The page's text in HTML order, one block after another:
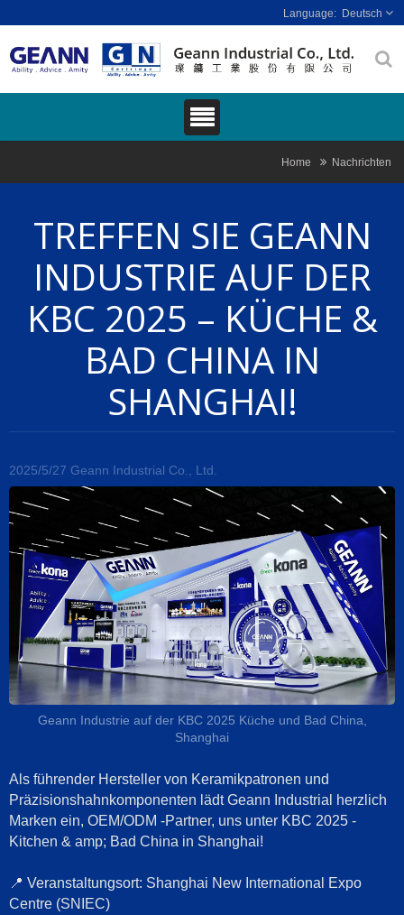
Deutsch
Home Nachrichten
TREFFEN SIE GEANN
INDUSTRIE AUF DER
KBC 2025 – KÜCHE &
BAD CHINA IN
SHANGHAI!
2025/5/27 Geann Industrial Co., Ltd.
Geann Industrie auf der KBC 2025 Küche und Bad China,
Shanghai
Als führender Hersteller von Keramikpatronen und
Präzisionshahnkomponenten lädt Geann Industrial herzlich
Marken ein, OEM/ODM -Partner, uns unter KBC 2025 -
Kitchen & amp; Bad China in Shanghai!
📍 Veranstaltungsort: Shanghai New International Expo
Centre (SNIEC)